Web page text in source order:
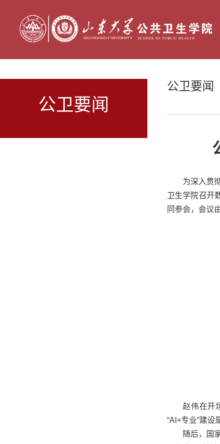
公卫要闻
公卫要闻
为深入贯
卫生学院召开
同参会，会议
赵伟在开
“AI+专业”建设
随后，国